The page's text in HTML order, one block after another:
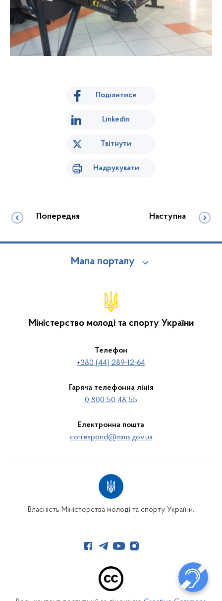
Поділитися
Linkedin
Твітнути
Надрукувати
Попередня Наступна
Мапа порталу
Міністерство молоді та спорту України
Телефон
+380 (44) 289-12-64
Гаряча телефонна лінія
0 800 50 48 55
Електронна пошта
correspond@mms.gov.ua
Власність Міністерства молоді та спорту України.